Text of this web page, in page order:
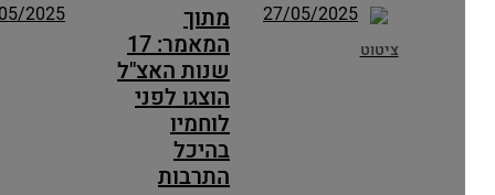
ציטוט
27/05/2025
מתוך
המאמר: 17
שנות האצ"ל
הוצגו לפני
לוחמיו
בהיכל
התרבות
27/05/2025